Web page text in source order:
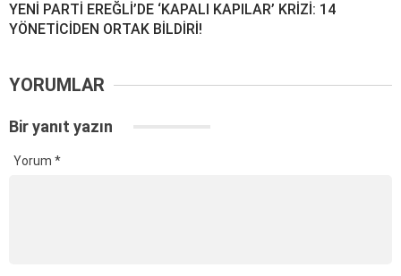
YENİ PARTİ EREĞLİ’DE ‘KAPALI KAPILAR’ KRİZİ: 14
YÖNETİCİDEN ORTAK BİLDİRİ!
YORUMLAR
Bir yanıt yazın
Yorum *